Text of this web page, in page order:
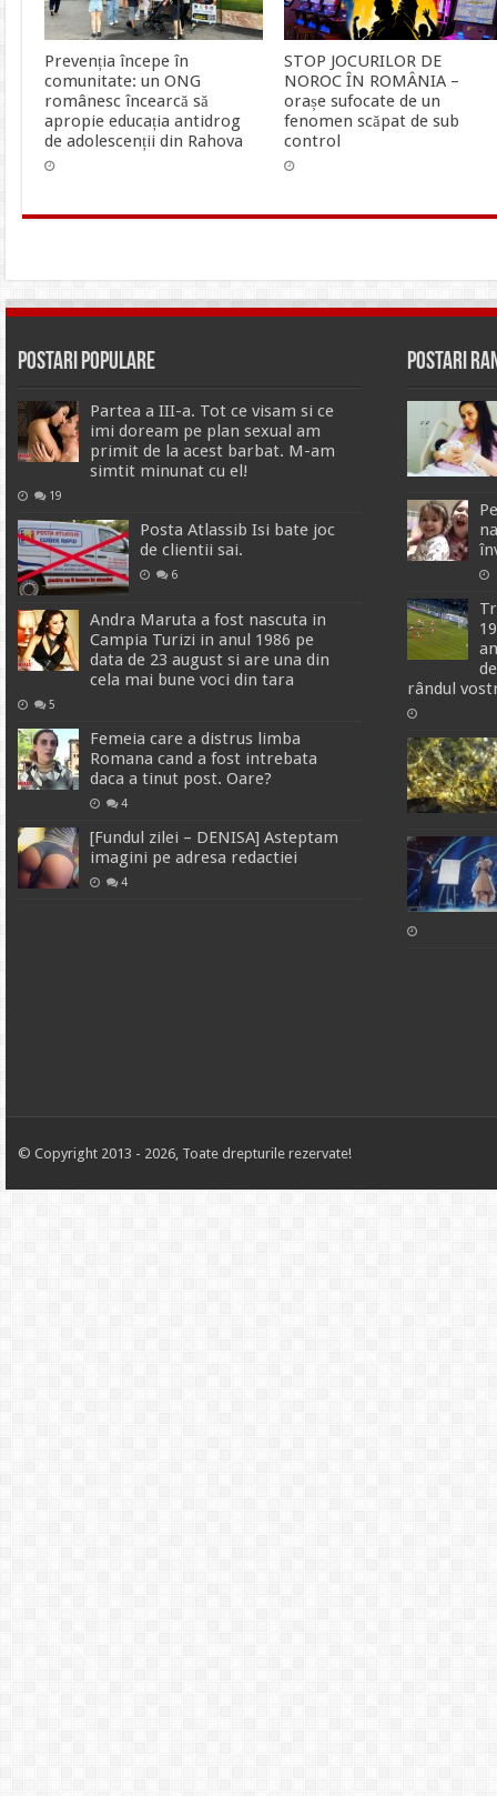
Prevenția începe în
comunitate: un ONG
românesc încearcă să
apropie educația antidrog
de adolescenții din Rahova
STOP JOCURILOR DE
NOROC ÎN ROMÂNIA –
orașe sufocate de un
fenomen scăpat de sub
control
Postari Populare
Partea a III-a. Tot ce visam si ce
imi doream pe plan sexual am
primit de la acest barbat. M-am
simtit minunat cu el!
19
Posta Atlassib Isi bate joc
de clientii sai.
6
Andra Maruta a fost nascuta in
Campia Turizi in anul 1986 pe
data de 23 august si are una din
cela mai bune voci din tara
5
Femeia care a distrus limba
Romana cand a fost intrebata
daca a tinut post. Oare?
4
[Fundul zilei – DENISA] Asteptam
imagini pe adresa redactiei
4
Postari
rândul
© Copyright 2013 - 2026, Toate drepturile rezervate!